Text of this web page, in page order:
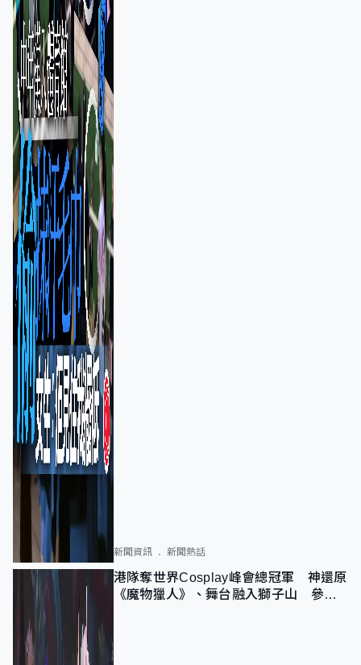
新聞資訊 新聞熱話
港隊奪世界Cosplay峰會總冠軍 神還原
《魔物獵人》、舞台融入獅子山 參賽